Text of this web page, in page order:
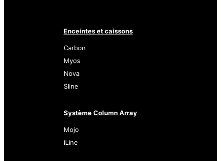
Enceintes et caissons
Carbon
Myos
Nova
Sline
Système Column Array
Mojo
iLine